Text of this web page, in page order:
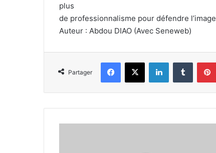
plus
de professionnalisme pour défendre
Auteur : Abdou DIAO (Avec Seneweb)
Partager
Facebook
X LinkedinTumblr